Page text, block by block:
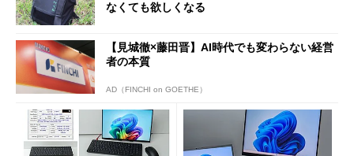
なくても欲しくなる
【見城徹×藤田晋】AI時代でも変わらない経営
者の本質
AD（FINCHI on GOETHE）